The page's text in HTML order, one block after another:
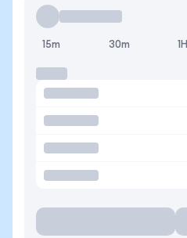
15m 30m 1H